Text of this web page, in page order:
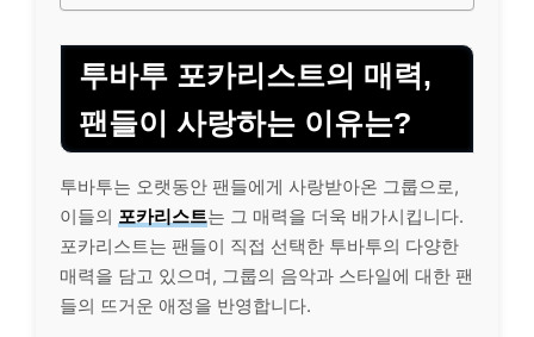
투바투 포카리스트의 매력,
팬들이 사랑하는 이유는?
투바투는 오랫동안 팬들에게 사랑받아온 그룹으로,
이들의 포카리스트는 그 매력을 더욱 배가시킵니다.
포카리스트는 팬들이 직접 선택한 투바투의 다양한
매력을 담고 있으며, 그룹의 음악과 스타일에 대한 팬
들의 뜨거운 애정을 반영합니다.